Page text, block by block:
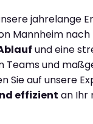
jahrelange
Mannheim nach
und eine
Teams und
Sie auf unsere
effizient an Ihr